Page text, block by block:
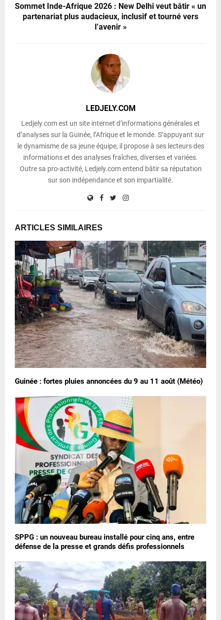
Sommet Inde-Afrique 2026 : New Delhi veut bâtir « un
partenariat plus audacieux, inclusif et tourné vers
l’avenir »
LEDJELY.COM
Ledjely.com est un site internet d’informations générales et
d’analyses sur la Guinée, l’Afrique et le monde. S’appuyant sur
le dynamisme de sa jeune équipe, il propose à ses lecteurs des
informations et des analyses fraîches, diverses et variées.
Outre sa pro-activité, Ledjely.com entend bâtir sa réputation
sur son indépendance et son impartialité.
ARTICLES SIMILAIRES
Guinée : fortes pluies annoncées du 9 au 11 août (Météo)
SPPG : un nouveau bureau installé pour cinq ans, entre
défense de la presse et grands défis professionnels